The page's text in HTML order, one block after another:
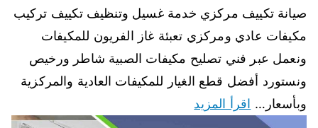
صيانة تكييف مركزي خدمة غسيل وتنظيف تكييف تركيب
مكيفات عادي ومركزي تعبئة غاز الفريون للمكيفات
ونعمل عبر فني تصليح مكيفات الصبية شاطر ورخيص
ونستورد أفضل قطع الغيار للمكيفات العادية والمركزية
وبأسعار… اقرأ المزيد